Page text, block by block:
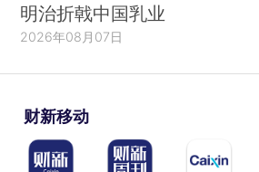
明治折戟中国乳业
2026年08月07日
财新移动